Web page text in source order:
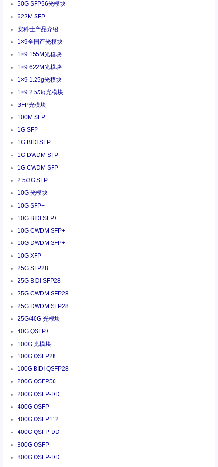
50G SFP56光模块
622M SFP
安科士产品介绍
1×9全国产光模块
1×9 155M光模块
1×9 622M光模块
1×9 1.25g光模块
1×9 2.5/3g光模块
SFP光模块
100M SFP
1G SFP
1G BIDI SFP
1G DWDM SFP
1G CWDM SFP
2.5/3G SFP
10G 光模块
10G SFP+
10G BIDI SFP+
10G CWDM SFP+
10G DWDM SFP+
10G XFP
25G SFP28
25G BIDI SFP28
25G CWDM SFP28
25G DWDM SFP28
25G/40G 光模块
40G QSFP+
100G 光模块
100G QSFP28
100G BIDI QSFP28
200G QSFP56
200G QSFP-DD
400G OSFP
400G QSFP112
400G QSFP-DD
800G OSFP
800G QSFP-DD